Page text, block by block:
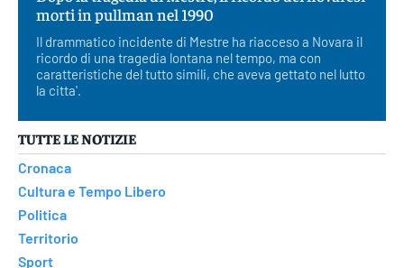
morti in pullman nel 1990
Il drammatico incidente di Mestre ha riacceso a Novara il
ricordo di una tragedia lontana nel tempo, ma con
caratteristiche del tutto simili, che aveva gettato nel lutto
la citta'.
TUTTE LE NOTIZIE
Cronaca
Cultura e Tempo Libero
Politica
Territorio
Sport